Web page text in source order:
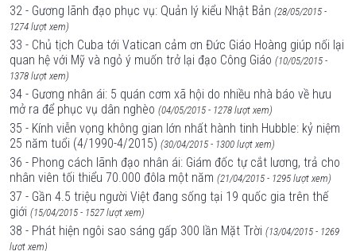
32 - Gương lãnh đạo phục vụ: Quản lý kiểu Nhật Bản (28/05/2015 -
1274 lượt xem)
33 - Chủ tịch Cuba tới Vatican cảm ơn Đức Giáo Hoàng giúp nối lại
quan hệ với Mỹ và ngỏ ý muốn trở lại đạo Công Giáo (10/05/2015 -
1378 lượt xem)
34 - Gương nhân ái: 5 quán cơm xã hội do nhiều nhà báo về hưu
mở ra để phục vụ dân nghèo (04/05/2015 - 1278 lượt xem)
35 - Kính viễn vọng không gian lớn nhất hành tinh Hubble: kỷ niệm
25 năm tuổi (4/1990-4/2015) (30/04/2015 - 1300 lượt xem)
36 - Phong cách lãnh đạo nhân ái: Giám đốc tự cắt lương, trả cho
nhân viên tối thiểu 70.000 đôla một năm (21/04/2015 - 1295 lượt xem)
37 - Gần 4.5 triệu người Việt đang sống tại 19 quốc gia trên thế
giới (15/04/2015 - 1527 lượt xem)
38 - Phát hiện ngôi sao sáng gấp 300 lần Mặt Trời (13/04/2015 - 1269
lượt xem)